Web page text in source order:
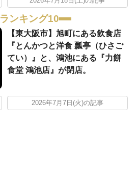
ランキング10
【東大阪市】旭町にある飲食店
『とんかつと洋食 瓢亭（ひさご
てい）』と、鴻池にある『力餅
食堂 鴻池店』が閉店。
2026年7月7日(火)の記事